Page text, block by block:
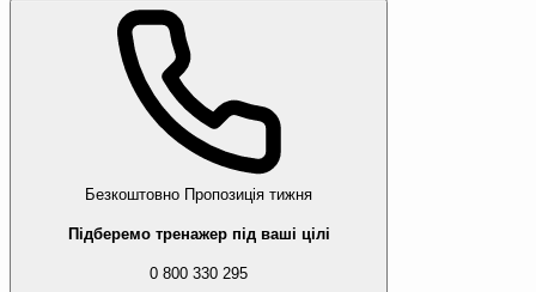
Безкоштовно Пропозиція тижня
Підберемо тренажер під ваші цілі
0 800 330 295